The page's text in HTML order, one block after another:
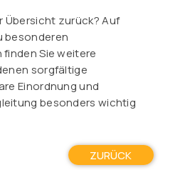
Übersicht zurück? Auf
besonderen
Sie weitere
sorgfältige
Einordnung und
besonders wichtig
ZURÜCK